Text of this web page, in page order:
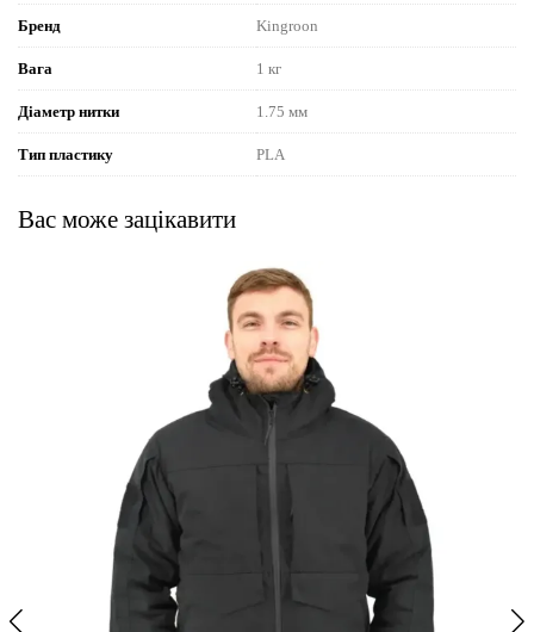
Бренд Kingroon
Вага 1 кг
Діаметр нитки 1.75 мм
Тип пластику PLA
Вас може зацікавити